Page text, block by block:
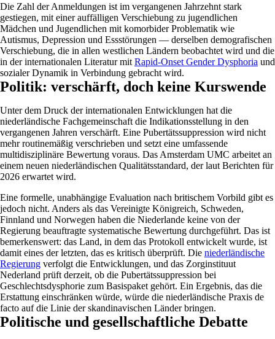
Die Zahl der Anmeldungen ist im vergangenen Jahrzehnt stark
gestiegen, mit einer auffälligen Verschiebung zu jugendlichen
Mädchen und Jugendlichen mit komorbider Problematik wie
Autismus, Depression und Essstörungen — derselben demografischen
Verschiebung, die in allen westlichen Ländern beobachtet wird und die
in der internationalen Literatur mit Rapid-Onset Gender Dysphoria und
sozialer Dynamik in Verbindung gebracht wird.
Politik: verschärft, doch keine Kurswende
Unter dem Druck der internationalen Entwicklungen hat die
niederländische Fachgemeinschaft die Indikationsstellung in den
vergangenen Jahren verschärft. Eine Pubertätssuppression wird nicht
mehr routinemäßig verschrieben und setzt eine umfassende
multidisziplinäre Bewertung voraus. Das Amsterdam UMC arbeitet an
einem neuen niederländischen Qualitätsstandard, der laut Berichten für
2026 erwartet wird.
Eine formelle, unabhängige Evaluation nach britischem Vorbild gibt es
jedoch nicht. Anders als das Vereinigte Königreich, Schweden,
Finnland und Norwegen haben die Niederlande keine von der
Regierung beauftragte systematische Bewertung durchgeführt. Das ist
bemerkenswert: das Land, in dem das Protokoll entwickelt wurde, ist
damit eines der letzten, das es kritisch überprüft. Die niederländische
Regierung verfolgt die Entwicklungen, und das Zorginstituut
Nederland prüft derzeit, ob die Pubertätssuppression bei
Geschlechtsdysphorie zum Basispaket gehört. Ein Ergebnis, das die
Erstattung einschränken würde, würde die niederländische Praxis de
facto auf die Linie der skandinavischen Länder bringen.
Politische und gesellschaftliche Debatte